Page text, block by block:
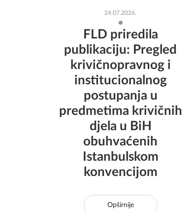
24.07.2026.
FLD priredila
publikaciju: Pregled
krivičnopravnog i
institucionalnog
postupanja u
predmetima krivičnih
djela u BiH
obuhvaćenih
Istanbulskom
konvencijom
Opširnije